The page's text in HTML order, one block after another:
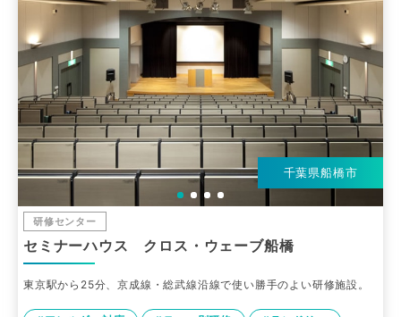
千葉県船橋市
研修センター
セミナーハウス クロス・ウェーブ船橋
東京駅から25分、京成線・総武線沿線で使い勝手のよい研修施設。